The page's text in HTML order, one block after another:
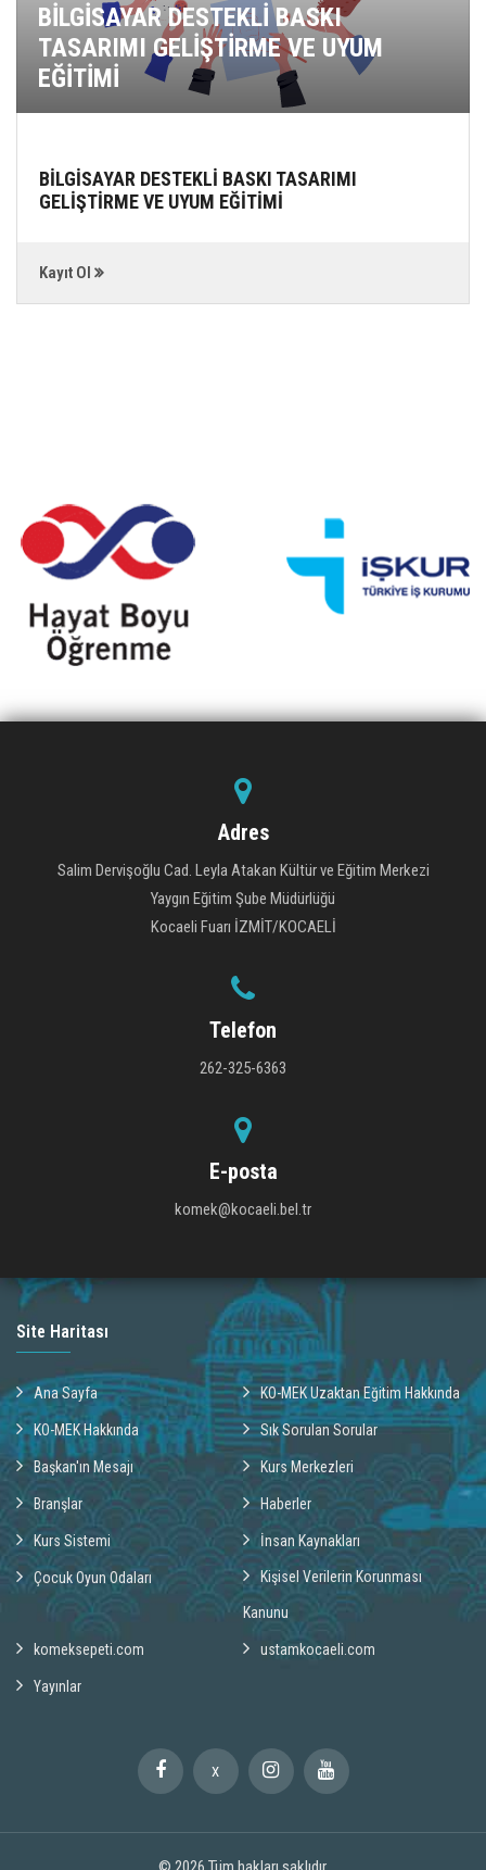
BİLGİSAYAR DESTEKLİ BASKI
TASARIMI GELİŞTİRME VE UYUM
EĞİTİMİ
BİLGİSAYAR DESTEKLİ BASKI TASARIMI
GELİŞTİRME VE UYUM EĞİTİMİ
Kayıt Ol
Adres
Salim Dervişoğlu Cad. Leyla Atakan Kültür ve Eğitim Merkezi
Yaygın Eğitim Şube Müdürlüğü
Kocaeli Fuarı İZMİT/KOCAELİ
Telefon
262-325-6363
E-posta
komek@kocaeli.bel.tr
Site Haritası
Ana Sayfa KO-MEK Uzaktan Eğitim Hakkında
KO-MEK Hakkında Sık Sorulan Sorular
Başkan'ın Mesajı Kurs Merkezleri
Branşlar Haberler
Kurs Sistemi İnsan Kaynakları
Çocuk Oyun Odaları Kişisel Verilerin Korunması
Kanunu
komeksepeti.com ustamkocaeli.com
Yayınlar
X